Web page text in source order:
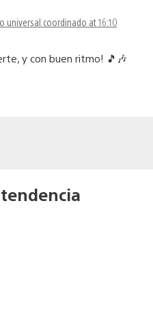
universal coordinado at 16:10
y con buen ritmo! 🎵🎶